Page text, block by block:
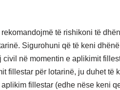
të rishikoni të
Sigurohuni që të keni dhënë
në momentin e aplikimit
fillestar për lotarinë, ju duhet të
fillestar (edhe nëse keni